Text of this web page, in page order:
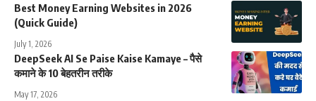
Best Money Earning Websites in 2026
(Quick Guide)
July 1, 2026
DeepSeek AI Se Paise Kaise Kamaye – पैसे
कमाने के 10 बेहतरीन तरीके
May 17, 2026